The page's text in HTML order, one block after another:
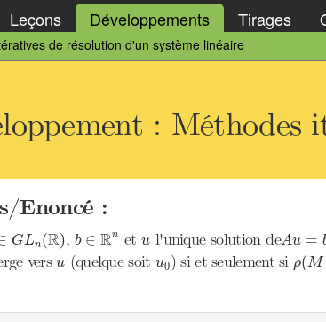
Leçons Développements Tirages
de résolution d'un système linéaire
: Méthodes
Enoncé :
GLn(R)
∈ GLn R) ,b ∈ Rn
b ∈ Rn etu
u l'unique solution deAu =
A
versu
u (quelque soit u0
u0) si et seulement si ρ(M
( M−